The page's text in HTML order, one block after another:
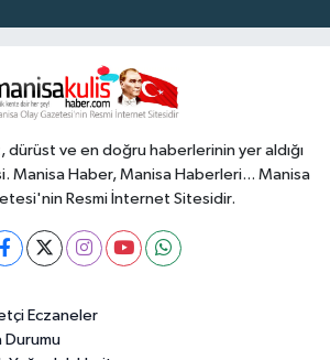
dürüst ve en doğru haberlerinin yer aldığı
Manisa Haber, Manisa Haberleri... Manisa
Resmi İnternet Sitesidir.
Eczaneler
Durumu